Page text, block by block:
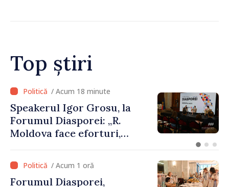
Top știri
/ Acum 18 minute
Speakerul Igor Grosu, la
Forumul Diasporei: „R.
Moldova face eforturi,
prin cetățenii săi de acasă și
de peste hotare, că merită să
devină parte a marii familii
/ Acum 1 oră
Forumul Diasporei,